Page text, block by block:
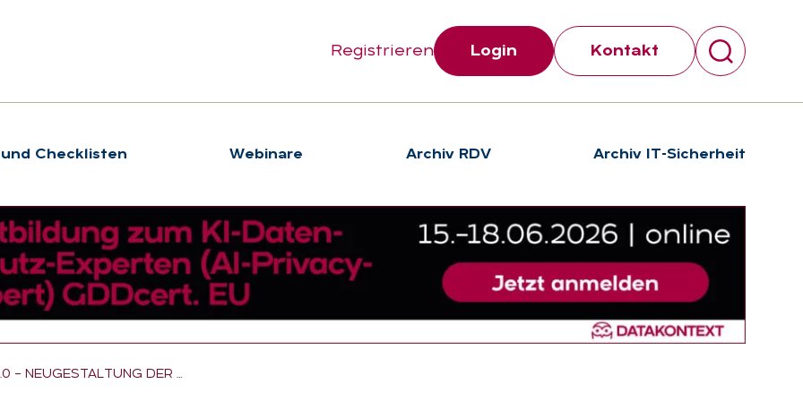
Registrieren Login Kontakt
Checklisten We­bi­na­re Archiv RDV Archiv IT-Sicherheit
– NEUGESTALTUNG DER …